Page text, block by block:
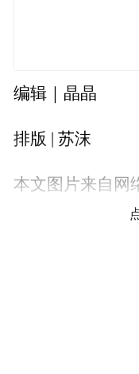
编辑｜晶晶
排版 | 苏沫
本文图片来自网
娱职场剧已经